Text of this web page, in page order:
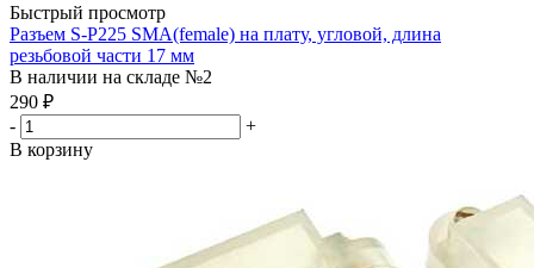
Быстрый просмотр
Разъем S-P225 SМА(female) на плату, угловой, длина
резьбовой части 17 мм
В наличии на складе №2
290 ₽
-
+
В корзину